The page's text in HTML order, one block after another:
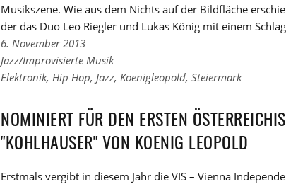
Musikszene. Wie aus dem Nichts auf der Bildfläche
der das Duo Leo Riegler und Lukas König mit einem
6. November 2013
Links
zu
Kategorien
Jazz/Improvisierte Musik
Links
den
Tags
Elektronik, Hip Hop, Jazz, Koenigleopold, Steiermark
NOMINIERT FÜR DEN ERSTEN
"KOHLHAUSER" VON KOENIG LEOPOLD
Erstmals vergibt in diesem Jahr die VIS – Vienna